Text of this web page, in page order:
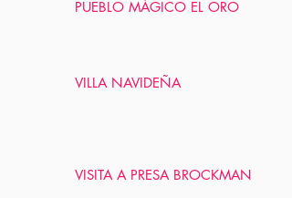
PUEBLO MÁGICO EL ORO
VILLA NAVIDEÑA
VISITA A PRESA BROCKMAN